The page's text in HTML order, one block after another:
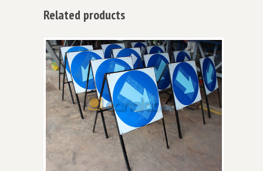
Related products